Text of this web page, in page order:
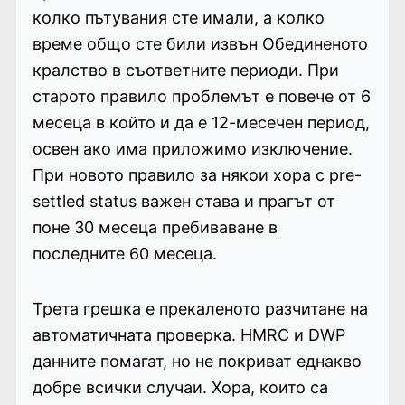
колко пътувания сте имали, а колко
време общо сте били извън Обединеното
кралство в съответните периоди. При
старото правило проблемът е повече от 6
месеца в който и да е 12-месечен период,
освен ако има приложимо изключение.
При новото правило за някои хора с pre-
settled status важен става и прагът от
поне 30 месеца пребиваване в
последните 60 месеца.
Трета грешка е прекаленото разчитане на
автоматичната проверка. HMRC и DWP
данните помагат, но не покриват еднакво
добре всички случаи. Хора, които са